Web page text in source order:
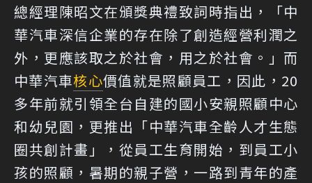
總經理陳昭文在頒獎典禮致詞時指出，「中
華汽車深信企業的存在除了創造經營利潤之
外，更應該取之於社會，用之於社會。」而
中華汽車核心價值就是照顧員工，因此，20
多年前就引領全台自建的國小安親照顧中心
和幼兒園，更推出「中華汽車全齡人才生態
圈共創計畫」，從員工生育開始，到員工小
孩的照顧，暑期的親子營，一路到青年的產